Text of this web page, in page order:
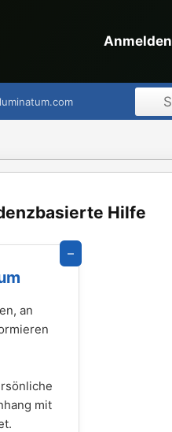
Anmelden
Hilfe
–
an
mit